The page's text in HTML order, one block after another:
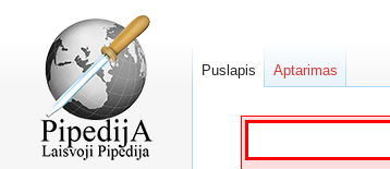
Puslapis Aptarimas